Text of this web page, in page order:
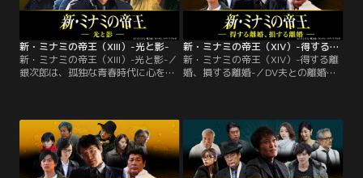
は居酒屋で働く花岡時男（尾上寛
之）に出会う。亡き父の恩に報いよ
郎）。轟は大事そうに持っていた手
帳を銀次郎に託すとそのまま力尽き
新・ミナミの帝王（XIII）-光と影-
新・ミナミの帝王（XIII）-光と影-／
銀次郎は、孤独な青春時代に心を通
次郎は…。大阪ミナミの金貸し・萬
田銀次郎（千原ジュニア）が「子ど
も食堂」の前で少年・野上琉来（須
田瑛斗）と話していると、店主・斉
新・ミナミの帝王（XIV）-得する離婚、損する離婚-
新・ミナミの帝王（XIV）-得する離
婚、損する離婚-／DV夫との離婚を
かほりの恐ろしい企みに気づき…。
大阪ミナミの金貸し・萬田銀次郎
（千原ジュニア）は、資産家の矢崎
（佐藤蛾次郎）から元ホステス・か